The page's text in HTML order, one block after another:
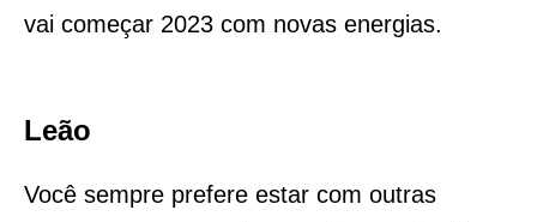
vai começar 2023 com novas energias.
Leão
Você sempre prefere estar com outras